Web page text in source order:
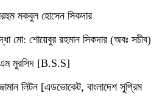
মকবুল হোসেন সিকদার
মো: শোয়েবুর রহমান সিকদার (অবঃ সচীব)
মুরসিদ [B.S.S]
লিটন [এডভোকেট, বাংলাদেশ সুপ্রিম